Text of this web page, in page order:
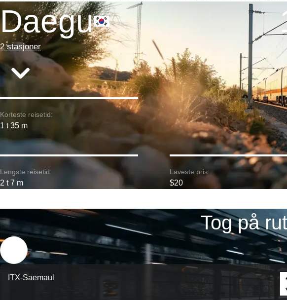
Daegu
2 stasjoner
Korteste reisetid:
1 t 35 m
Lengste reisetid:
2 t 7 m
Laveste pris:
$20
Tog på
ITX-Saemaul